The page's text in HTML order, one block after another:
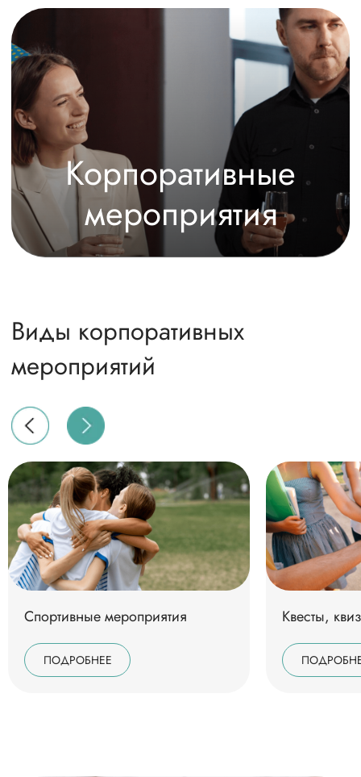
Спортивные мероприятия Квесты,
ПОДРОБНЕЕ
Для отдыха
Наши номера
Схема отеля